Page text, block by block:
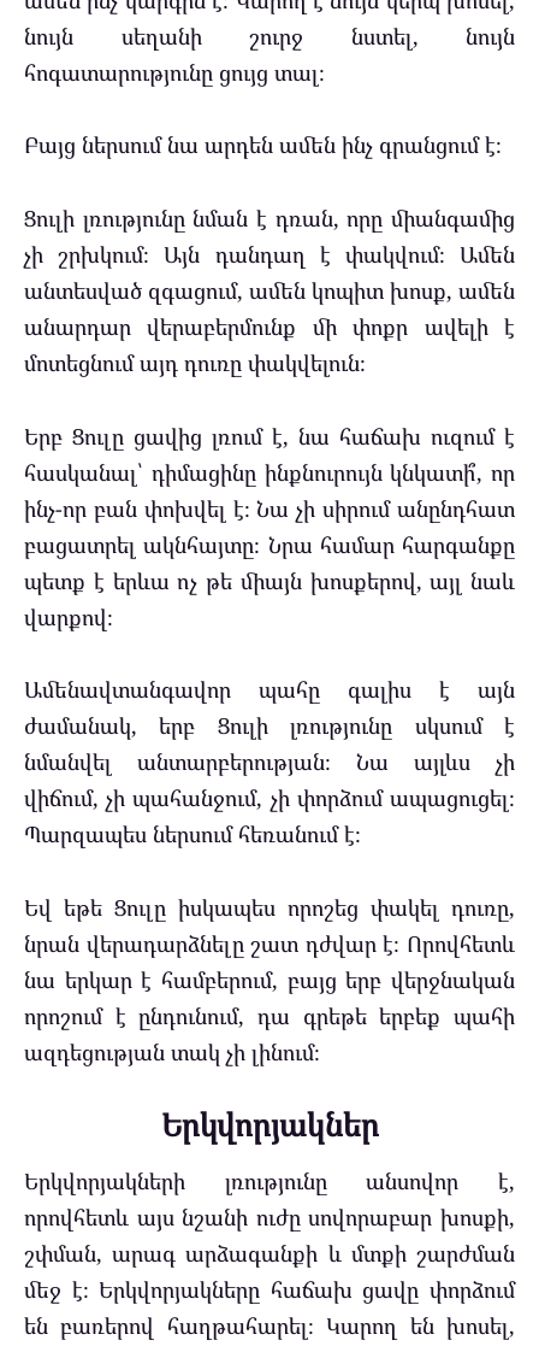
նույն սեղանի շուրջ նստել, նույն
հոգատարությունը ցույց տալ։
Բայց ներսում նա արդեն ամեն ինչ գրանցում է։
Ցուլի լռությունը նման է դռան, որը միանգամից
չի շրխկում։ Այն դանդաղ է փակվում։ Ամեն
անտեսված զգացում, ամեն կոպիտ խոսք, ամեն
անարդար վերաբերմունք մի փոքր ավելի է
մոտեցնում այդ դուռը փակվելուն։
Երբ Ցուլը ցավից լռում է, նա հաճախ ուզում է
հասկանալ՝ դիմացինը ինքնուրույն կնկատի՞, որ
ինչ-որ բան փոխվել է։ Նա չի սիրում անընդհատ
բացատրել ակնհայտը։ Նրա համար հարգանքը
պետք է երևա ոչ թե միայն խոսքերով, այլ նաև
վարքով։
Ամենավտանգավոր պահը գալիս է այն
ժամանակ, երբ Ցուլի լռությունը սկսում է
նմանվել անտարբերության։ Նա այլևս չի
վիճում, չի պահանջում, չի փորձում ապացուցել։
Պարզապես ներսում հեռանում է։
Եվ եթե Ցուլը իսկապես որոշեց փակել դուռը,
նրան վերադարձնելը շատ դժվար է։ Որովհետև
նա երկար է համբերում, բայց երբ վերջնական
որոշում է ընդունում, դա գրեթե երբեք պահի
ազդեցության տակ չի լինում։
Երկվորյակներ
Երկվորյակների լռությունը անսովոր է,
որովհետև այս նշանի ուժը սովորաբար խոսքի,
շփման, արագ արձագանքի և մտքի շարժման
մեջ է։ Երկվորյակները հաճախ ցավը փորձում
են բառերով հաղթահարել։ Կարող են խոսել,